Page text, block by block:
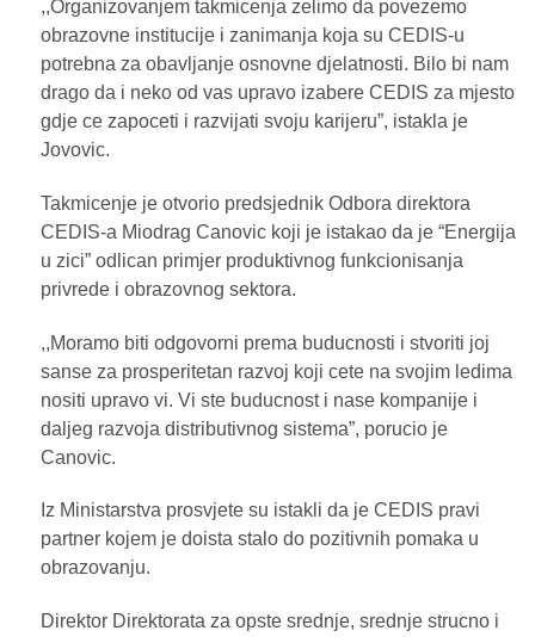
,,Organizovanjem takmicenja zelimo da povezemo
obrazovne institucije i zanimanja koja su CEDIS-u
potrebna za obavljanje osnovne djelatnosti. Bilo bi nam
drago da i neko od vas upravo izabere CEDIS za mjesto
gdje ce zapoceti i razvijati svoju karijeru”, istakla je
Jovovic.
Takmicenje je otvorio predsjednik Odbora direktora
CEDIS-a Miodrag Canovic koji je istakao da je “Energija
u zici” odlican primjer produktivnog funkcionisanja
privrede i obrazovnog sektora.
,,Moramo biti odgovorni prema buducnosti i stvoriti joj
sanse za prosperitetan razvoj koji cete na svojim ledima
nositi upravo vi. Vi ste buducnost i nase kompanije i
daljeg razvoja distributivnog sistema”, porucio je
Canovic.
Iz Ministarstva prosvjete su istakli da je CEDIS pravi
partner kojem je doista stalo do pozitivnih pomaka u
obrazovanju.
Direktor Direktorata za opste srednje, srednje strucno i